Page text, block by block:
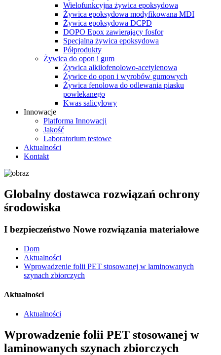
Wielofunkcyjna żywica epoksydowa
Żywica epoksydowa modyfikowana MDI
Żywica epoksydowa DCPD
DOPO Epox zawierający fosfor
Specjalna żywica epoksydowa
Półprodukty
Żywica do opon i gum
Żywica alkilofenolowo-acetylenowa
Żywice do opon i wyrobów gumowych
Żywica fenolowa do odlewania piasku
powlekanego
Kwas salicylowy
Innowacje
Platforma Innowacji
Jakość
Laboratorium testowe
Aktualności
Kontakt
Globalny dostawca rozwiązań ochrony
środowiska
I bezpieczeństwo Nowe rozwiązania materiałowe
Dom
Aktualności
Wprowadzenie folii PET stosowanej w laminowanych
szynach zbiorczych
Aktualności
Aktualności
Wprowadzenie folii PET stosowanej w
laminowanych szynach zbiorczych